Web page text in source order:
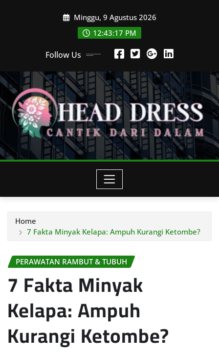
Minggu, 9 Agustus 2026
12:43:19 PM
Follow Us
Home
7 Fakta Minyak Kelapa: Ampuh Kurangi Ketombe?
PERAWATAN RAMBUT & TUBUH
7 Fakta Minyak
Kelapa: Ampuh
Kurangi Ketombe?